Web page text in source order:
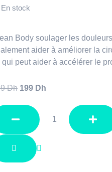
En stock
Body soulager les
aider à améliorer la
qui peut aider à accélérer le
Dh 199 Dh